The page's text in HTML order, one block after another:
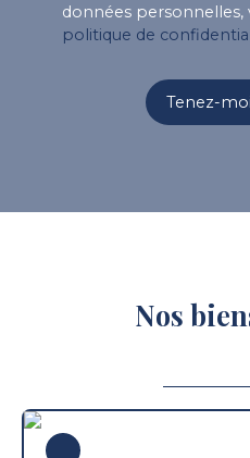
données
politique de
Tenez-
Nos